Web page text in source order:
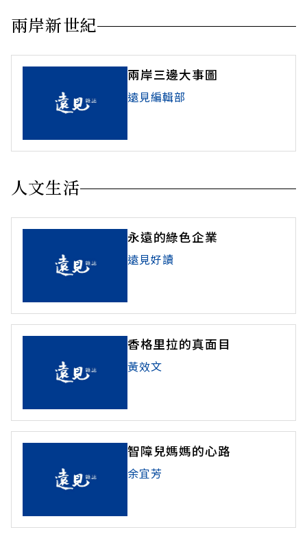
兩岸新世紀
兩岸三邊大事圖
遠見編輯部
人文生活
永遠的綠色企業
遠見好讀
香格里拉的真面目
黃效文
智障兒媽媽的心路
余宜芳